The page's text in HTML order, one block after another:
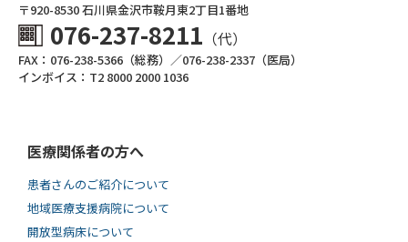
〒920-8530 ⽯川県⾦沢市鞍⽉東2丁⽬1番地
076-237-8211 （代）
FAX：076-238-5366（総務）／076-238-2337（医局）
インボイス：T2 8000 2000 1036
医療関係者の方へ
患者さんのご紹介について
地域医療支援病院について
開放型病床について